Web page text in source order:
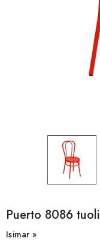
Puerto 8086 tuoli
Isimar »